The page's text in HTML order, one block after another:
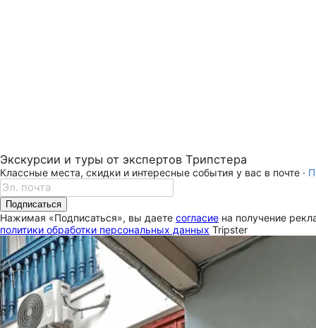
Экскурсии и туры от экспертов Трипстера
Классные места, скидки и интересные события у вас в почте ·
Подписаться
Нажимая «Подписаться», вы даете согласие на получение
политики обработки персональных данных Tripster